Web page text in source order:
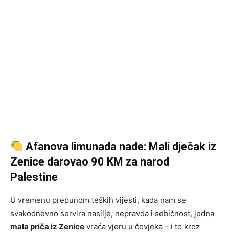
Afanova limunada nade: Mali dječak iz
Zenice darovao 90 KM za narod
Palestine
U vremenu prepunom teških vijesti, kada nam se
svakodnevno servira nasilje, nepravda i sebičnost, jedna
mala priča iz Zenice vraća vjeru u čovjeka – i to kroz